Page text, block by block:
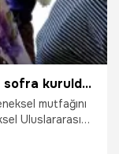
Muğla’nın kalbi Arasta’da kültürel sofra kuruldu! Yörük düğünlerinden Rodos mutfağına
mutfağını
Uluslararası